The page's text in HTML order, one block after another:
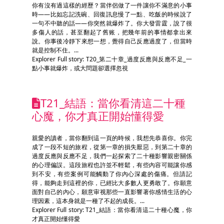
你有沒有過這樣的經歷？當伴侶做了一件讓你不滿意的小事
時——比如忘記洗碗、回復訊息慢了一點、吃飯的時候說了
一句不中聽的話——你突然就爆炸了。你大發雷霆，說了很
多傷人的話，甚至翻起了舊账，把幾年前的事情都拿出來
說。你事後冷靜下來想一想，覺得自己反應過度了，但當時
就是控制不住。...
Explorer Full story: T20_第二十章_過度反應與反應不足_一
點小事就爆炸，或大問題卻選擇忽視
T21_結語：當你看清這二十種
心魔，你才真正開始懂得愛
親愛的讀者，當你翻到這一頁的時候，我想先恭喜你。你完
成了一段不短的旅程，從第一章的損失厭惡，到第二十章的
過度反應與反應不足，我們一起探索了二十種影響親密關係
的心理偏誤。這段旅程也許並不輕鬆，有些內容可能讓你感
到不安，有些案例可能觸動了你內心深處的傷痛。但請記
得，能夠走到這裡的你，已經比大多數人更勇敢了。你願意
面對自己的內心，願意审视那些一直影響著你感情生活的心
理因素，這本身就是一種了不起的成長。...
Explorer Full story: T21_結語：當你看清這二十種心魔，你
才真正開始懂得愛